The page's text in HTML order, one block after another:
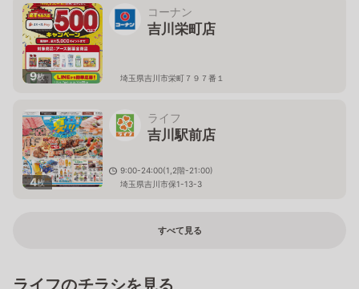
9枚
コーナン
吉川栄町店
埼玉県吉川市栄町７９７番１
4枚
ライフ
吉川駅前店
9:00-24:00(1,2階-21:00)
埼玉県吉川市保1-13-3
すべて見る